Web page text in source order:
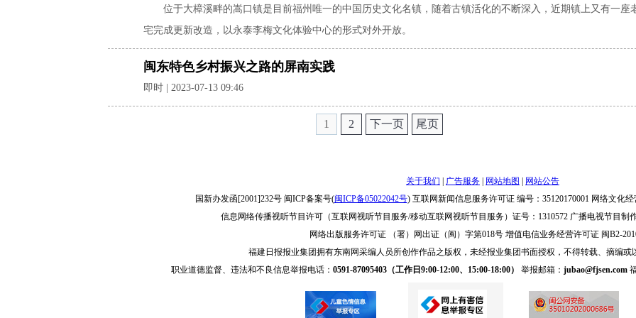
位于大樟溪畔的嵩口镇是目前福州唯一的中国历史文化名镇，随着古镇活化的不断深入，近期镇上又有一座
宅完成更新改造，以永泰李梅文化体验中心的形式对外开放。
闽东特色乡村振兴之路的屏南实践
即时 | 2023-07-13 09:46
1 2 下一页 尾页